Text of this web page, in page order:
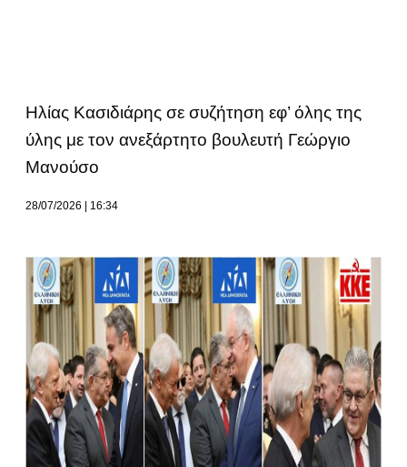
Ηλίας Κασιδιάρης σε συζήτηση εφ’ όλης της
ύλης με τον ανεξάρτητο βουλευτή Γεώργιο
Μανούσο
28/07/2026 16:34